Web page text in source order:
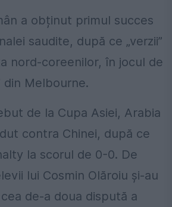
a obținut primul succes
saudite, după ce „verzii”
nord-coreenilor, în jocul de
din Melbourne.
de la Cupa Asiei, Arabia
contra Chinei, după ce
la scorul de 0-0. De
lui Cosmin Olăroiu și-au
de-a doua dispută a